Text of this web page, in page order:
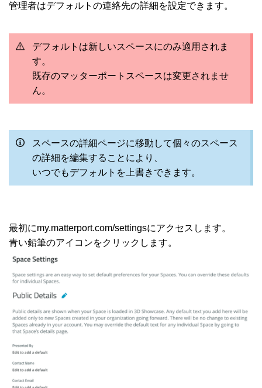
管理者はデフォルトの連絡先の詳細を設定できます。
デフォルトは新しいスペースにのみ適用されま
す。
既存のマッターポートスペースは変更されませ
ん。
スペースの詳細ページに移動して個々のスペース
の詳細を編集することにより、
いつでもデフォルトを上書きできます。
最初にmy.matterport.com/settingsにアクセスします。
青い鉛筆のアイコンをクリックします。